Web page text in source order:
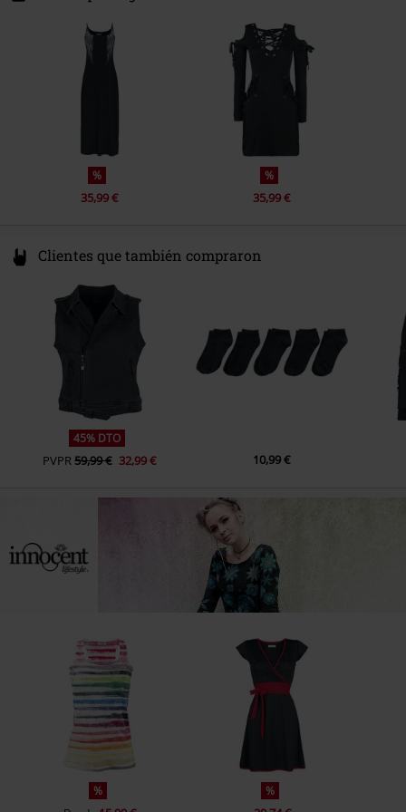
X91 CF22 CO Waterford
info@innocentclothingltd.com
%
35,99 €
%
35,99 €
Clientes que también compraron
45% DTO
PVPR59,99 € 32,99 € 10,99 €
%
%